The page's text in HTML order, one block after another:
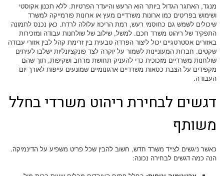
מנגד, האתגר הגדול ביותר הוא הרעש והיעדר הפרטיות. ללא תכנון אקוסטי
ושימוש בפריטים כמו ארונות משרדיים מעץ או ארונות פורמייקה למשרד
שיכולים לשמש גם כחוסמי רעש, רמת הריכוז עלולה לרדת. כאן נכנס לתמונה
התפקיד של ריהוט משרד חכם. למשל, שילוב של שולחנות עבודה ומזכירות
באזורים אסטרטגיים יכול ליצור הפרדה טבעית בין זרימת קהל לבין אזורי עבודה
שקטים. חברות המעוניינות לשמור על יוקרה לצד פונקציונליות ישלבו לעיתים
שולחנות משרדיים מזכוכית כדי להעניק תחושת מרחב ושקיפות, תוך שהם
מקפידים על הצבת כסאות משרדיים ארגונומיים שמונעים עייפות לאורך יום
העבודה.
דגשים לבחירת ריהוט משרדי בחלל
משותף
כאשר ניגשים לצייד משרד חדש, חשוב להבין שכל פריט משפיע על הדינמיקה.
הנה כמה דגשים לבחירה נכונה: